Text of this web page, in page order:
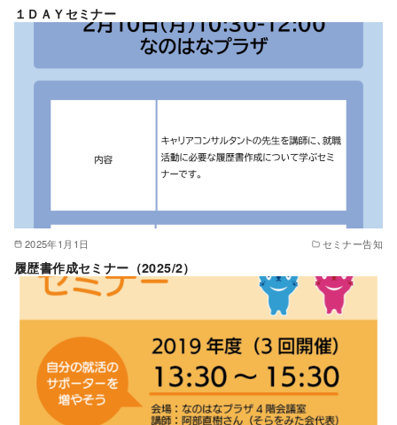
１ＤＡＹセミナー
2025年1月1日 セミナー告知
履歴書作成セミナー（2025/2）